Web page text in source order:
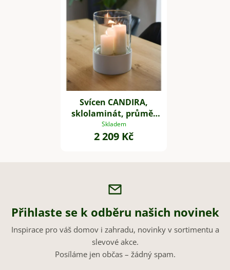
Svícen CANDIRA,
sklolaminát, průměr
20 cm, bílý
Skladem
2 209 Kč
Přihlaste se k odběru našich novinek
Inspirace pro váš domov i zahradu, novinky v sortimentu a
slevové akce.
Posíláme jen občas – žádný spam.